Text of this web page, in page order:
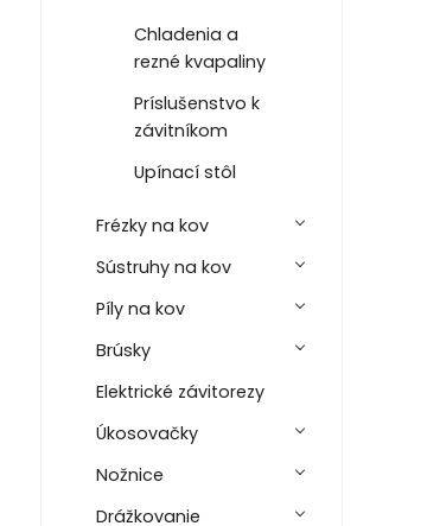
Chladenia a
rezné kvapaliny
Príslušenstvo k
závitníkom
Upínací stôl
Frézky na kov
Sústruhy na kov
Píly na kov
Brúsky
Elektrické závitorezy
Úkosovačky
Nožnice
Drážkovanie